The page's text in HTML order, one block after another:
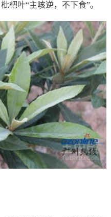
杷叶“主咳逆，不下食”。